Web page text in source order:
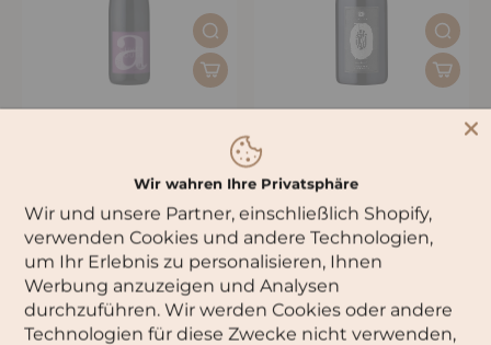
Wir wahren Ihre Privatsphäre
Wir und unsere Partner, einschließlich Shopify,
verwenden Cookies und andere Technologien,
um Ihr Erlebnis zu personalisieren, Ihnen
Werbung anzuzeigen und Analysen
durchzuführen. Wir werden Cookies oder andere
Technologien für diese Zwecke nicht verwenden,